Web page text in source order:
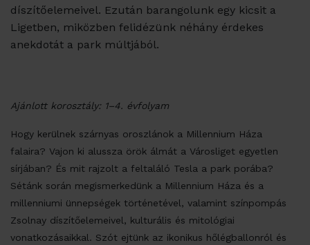
díszítőelemeivel. Ezután barangolunk egy kicsit a
Ligetben, miközben felidézünk néhány érdekes
anekdotát a park múltjából.
Ajánlott korosztály: 1–4. évfolyam
Hogy kerülnek szárnyas oroszlánok a Millennium Háza
falaira? Vajon ki alussza örök álmát a Városliget egyetlen
sírjában? És mit rajzolt a feltaláló Tesla a park porába?
Sétánk során megismerkedünk a Millennium Háza és a
millenniumi ünnepségek történetével, valamint színpompás
Zsolnay díszítőelemeivel, kulturális és mitológiai
vonatkozásaikkal. Szót ejtünk az ikonikus hőlégballonról és